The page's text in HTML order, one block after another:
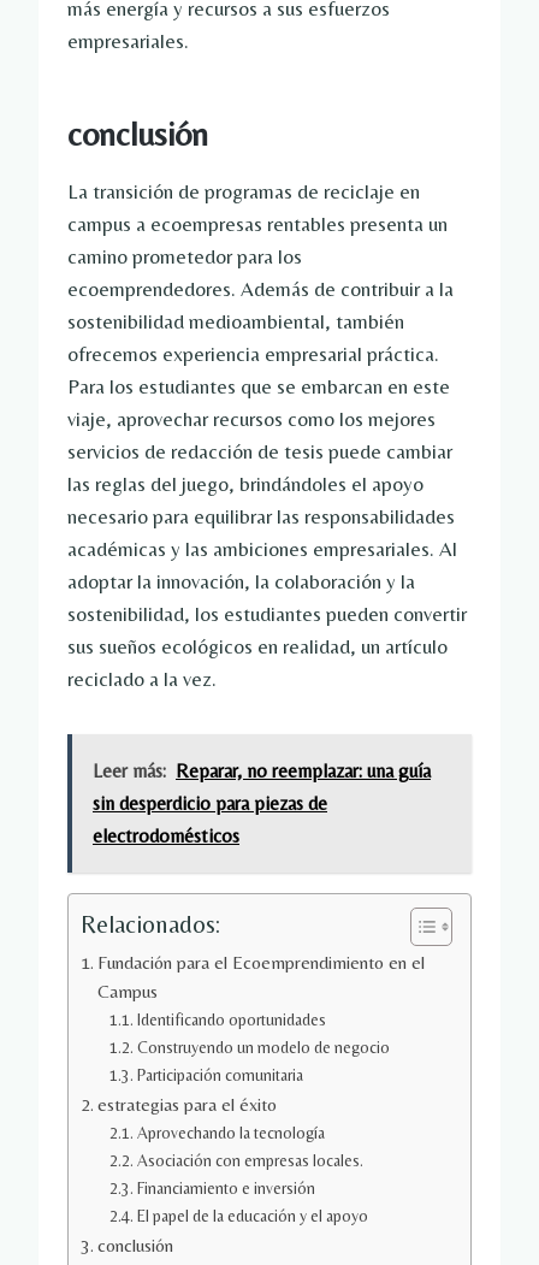
más energía y recursos a sus esfuerzos
empresariales.
conclusión
La transición de programas de reciclaje en
campus a ecoempresas rentables presenta un
camino prometedor para los
ecoemprendedores. Además de contribuir a la
sostenibilidad medioambiental, también
ofrecemos experiencia empresarial práctica.
Para los estudiantes que se embarcan en este
viaje, aprovechar recursos como los mejores
servicios de redacción de tesis puede cambiar
las reglas del juego, brindándoles el apoyo
necesario para equilibrar las responsabilidades
académicas y las ambiciones empresariales. Al
adoptar la innovación, la colaboración y la
sostenibilidad, los estudiantes pueden convertir
sus sueños ecológicos en realidad, un artículo
reciclado a la vez.
Leer más: Reparar, no reemplazar: una guía
sin desperdicio para piezas de
electrodomésticos
Relacionados:
Fundación para el Ecoemprendimiento en el
Campus
Identificando oportunidades
Construyendo un modelo de negocio
Participación comunitaria
estrategias para el éxito
Aprovechando la tecnología
Asociación con empresas locales.
Financiamiento e inversión
El papel de la educación y el apoyo
conclusión